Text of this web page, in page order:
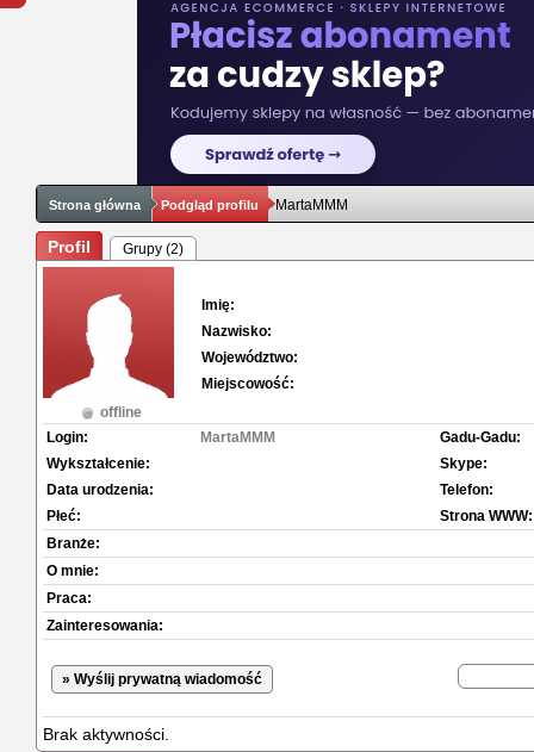
Strona główna Podgląd profilu MartaMMM
Profil Grupy (2)
offline
Imię:
Nazwisko:
Województwo:
Miejscowość:
Login:
MartaMMM
Wykształcenie:
Data urodzenia:
Płeć:
Gadu-Gadu:
Skype:
Telefon:
Strona WWW:
Branże:
O mnie:
Praca:
Zainteresowania:
» Wyślij prywatną wiadomość
Brak aktywności.